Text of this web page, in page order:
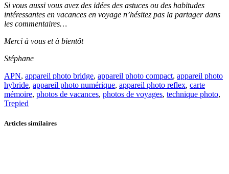
Si vous aussi vous avez des idées des astuces ou des habitudes
intéressantes en vacances en voyage n’hésitez pas la partager dans
les commentaires…
Merci à vous et à bientôt
Stéphane
APN, appareil photo bridge, appareil photo compact, appareil photo
hybride, appareil photo numérique, appareil photo reflex, carte
mémoire, photos de vacances, photos de voyages, technique photo,
Trepied
Articles similaires